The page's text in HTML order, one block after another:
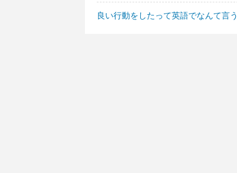
良い行動をしたって英語でなんて言